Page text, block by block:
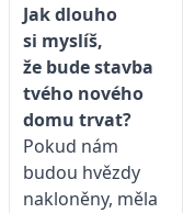
Jak dlouho
si myslíš,
že bude stavba
tvého nového
domu trvat?
Pokud nám
budou hvězdy
nakloněny, měla